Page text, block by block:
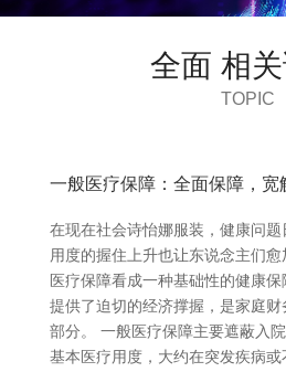
全面 相
TOPIC
一般医疗保障：全面保障，宽
在现在社会诗怡娜服装，健康问
用度的握住上升也让东说念主们
医疗保障看成一种基础性的健康
提供了迫切的经济撑握，是家庭
部分。 一般医疗保障主要遮蔽入
基本医疗用度，大约在突发疾病